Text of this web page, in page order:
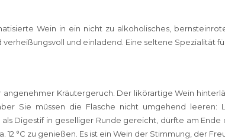
Wein in ein nicht zu alkoholisches,
und einladend. Eine seltene Spezialität
angenehmer Kräutergeruch. Der likörartige Wein
Sie müssen die Flasche nicht umgehend leeren:
Digestif in geselliger Runde gereicht, dürfte am
°C zu genießen. Es ist ein Wein der Stimmung, der